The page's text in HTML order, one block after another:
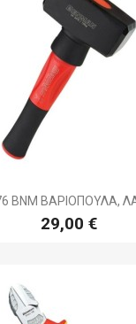
Γρήγορη
BNM ΒΑΡΙΟΠΟΥΛΑ,
29,00 €